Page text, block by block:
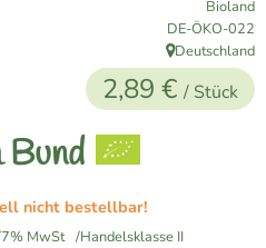
Bund
2,89 € / Stück
Bioland
, Kontrollstelle:
DE-ÖKO-022
, Herkunft:
Deutschland
nicht bestellbar!
7% MwSt Handelsklasse II